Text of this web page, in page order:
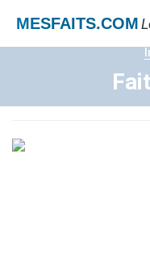
MESFAITS.COM